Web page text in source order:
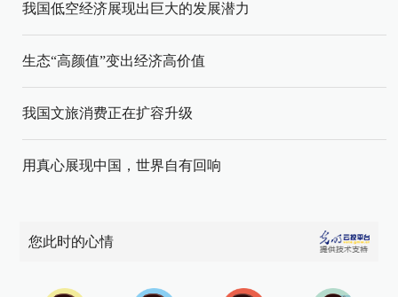
我国低空经济展现出巨大的发展潜力
生态“高颜值”变出经济高价值
我国文旅消费正在扩容升级
用真心展现中国，世界自有回响
您此时的心情